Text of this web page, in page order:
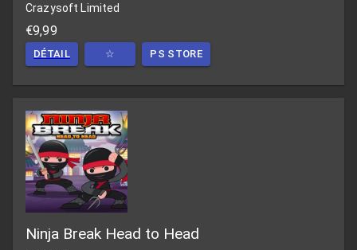
Crazysoft Limited
€9,99
DÉTAIL ☆ PS STORE
Ninja Break Head to Head